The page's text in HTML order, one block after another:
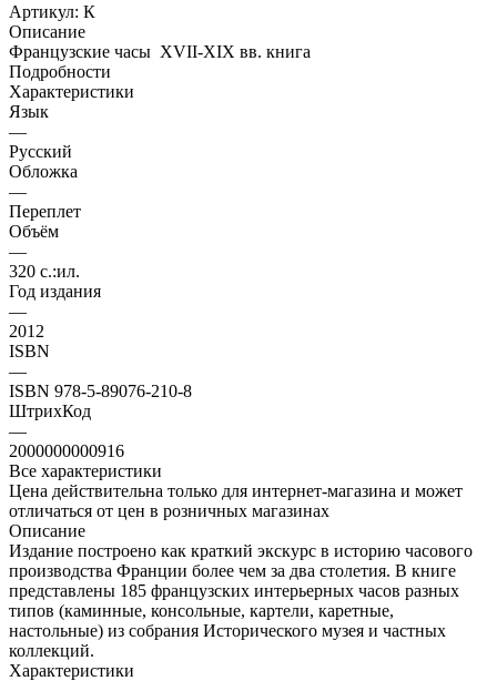
Артикул: К
Описание
Французские часы XVII-XIX вв. книга
Подробности
Характеристики
Язык
—
Русский
Обложка
—
Переплет
Объём
—
320 с.:ил.
Год издания
—
2012
ISBN
—
ISBN 978-5-89076-210-8
ШтрихКод
—
2000000000916
Все характеристики
Цена действительна только для интернет-магазина и может
отличаться от цен в розничных магазинах
Описание
Издание построено как краткий экскурс в историю часового
производства Франции более чем за два столетия. В книге
представлены 185 французских интерьерных часов разных
типов (каминные, консольные, картели, каретные,
настольные) из собрания Исторического музея и частных
коллекций.
Характеристики